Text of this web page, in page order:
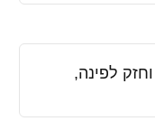
לפינה,